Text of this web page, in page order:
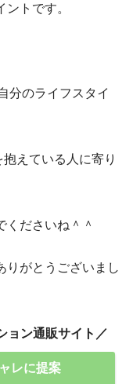
トです。
分のライフスタイ
えている人に寄り
くださいね＾＾
りがとうございまし
ョン通販サイト／
レに提案